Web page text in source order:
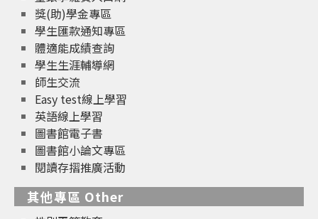
獎(助)學金專區
學生匯款通知專區
體適能成績查詢
學生生涯輔導網
師生交流
Easy test線上學習
英語線上學習
圖書館電子書
圖書館小論文專區
閱讀存摺推廣活動
其他專區 Other